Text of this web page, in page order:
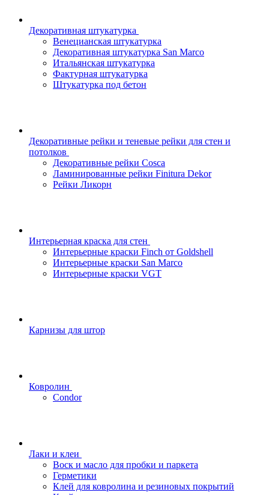
Декоративная штукатурка
Венецианская штукатурка
Декоративная штукатурка San Marco
Итальянская штукатурка
Фактурная штукатурка
Штукатурка под бетон
Декоративные рейки и теневые рейки для стен и
потолков
Декоративные рейки Cosca
Ламинированные рейки Finitura Dekor
Рейки Ликорн
Интерьерная краска для стен
Интерьерные краски Finch от Goldshell
Интерьерные краски San Marco
Интерьерные краски VGT
Карнизы для штор
Ковролин
Condor
Лаки и клеи
Воск и масло для пробки и паркета
Герметики
Клей для ковролина и резиновых покрытий